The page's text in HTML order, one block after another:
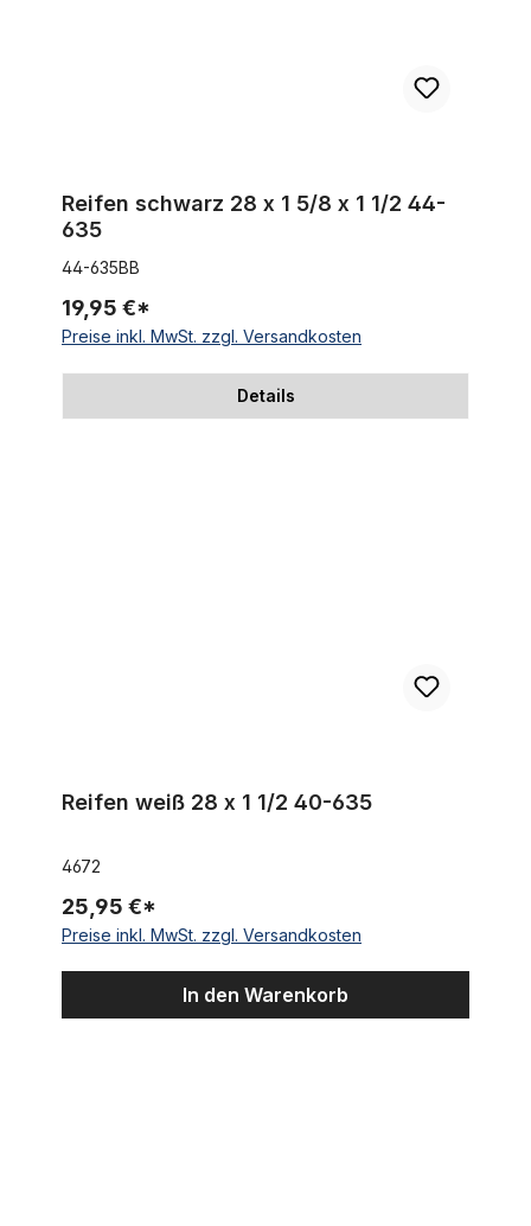
Reifen schwarz 28 x 1 5/8 x 1 1/2 44-
635
44-635BB
19,95 €*
Preise inkl. MwSt. zzgl. Versandkosten
Details
Reifen weiß 28 x 1 1/2 40-635
4672
25,95 €*
Preise inkl. MwSt. zzgl. Versandkosten
In den Warenkorb